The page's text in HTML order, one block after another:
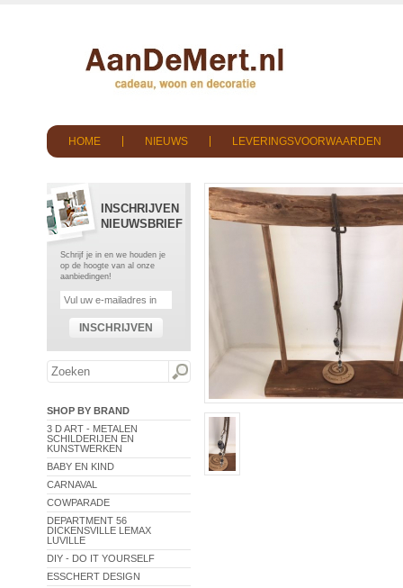
HOME NIEUWS LEVERINGSVOORWAARDEN
INSCHRIJVEN
NIEUWSBRIEF
Schrijf je in en we houden je
op de hoogte van al onze
aanbiedingen!
INSCHRIJVEN
SHOP BY BRAND
3 D ART - METALEN
SCHILDERIJEN EN
KUNSTWERKEN
BABY EN KIND
CARNAVAL
COWPARADE
DEPARTMENT 56
DICKENSVILLE LEMAX
LUVILLE
DIY - DO IT YOURSELF
ESSCHERT DESIGN